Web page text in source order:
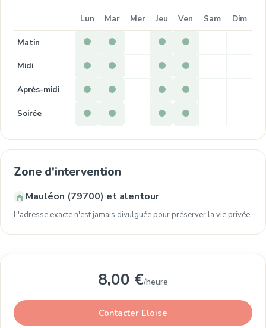
Lun Mar Mer Jeu Ven Sam Dim
Matin
Midi
Après-midi
Soirée
Zone d'intervention
Mauléon (79700) et alentour
L'adresse exacte n'est jamais divulguée pour préserver la vie privée.
8,00 €/heure
Contacter Eloise